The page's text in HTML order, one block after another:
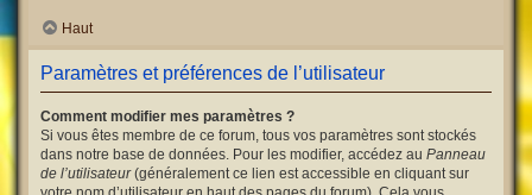
Haut
Paramètres et préférences de l’utilisateur
Comment modifier mes paramètres ?
Si vous êtes membre de ce forum, tous vos paramètres sont stockés
dans notre base de données. Pour les modifier, accédez au Panneau
de l’utilisateur(généralement ce lien est accessible en cliquant sur